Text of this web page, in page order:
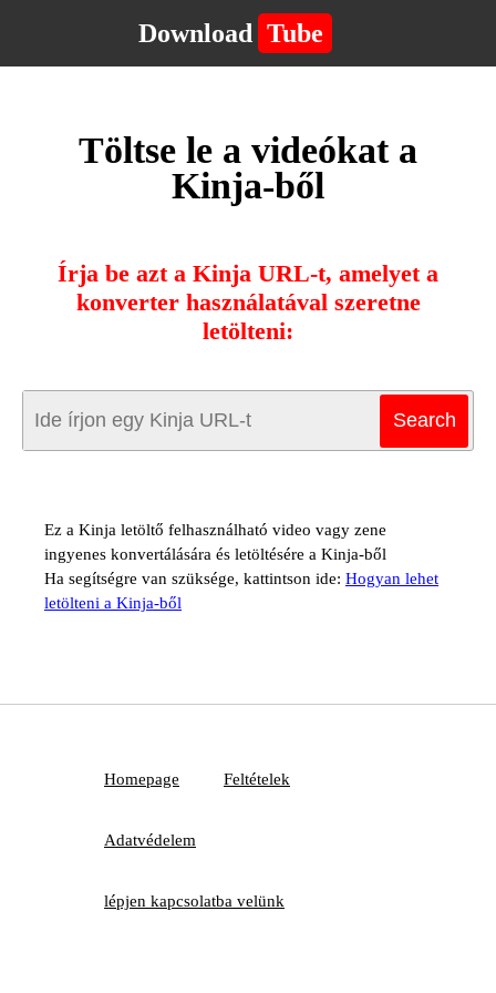
Download Tube
Töltse le a videókat a
Kinja-ből
Írja be azt a Kinja URL-t, amelyet a
konverter használatával szeretne
letölteni:
Ez a Kinja letöltő felhasználható video vagy zene
ingyenes konvertálására és letöltésére a Kinja-ből
Ha segítségre van szüksége, kattintson ide: Hogyan lehet
letölteni a Kinja-ből
Homepage Feltételek
Adatvédelem
lépjen kapcsolatba velünk